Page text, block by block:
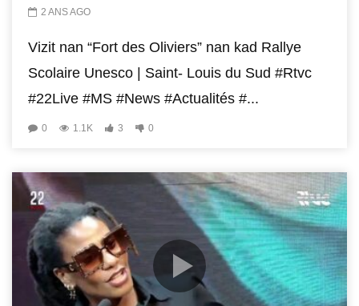
2 ANS AGO
Vizit nan “Fort des Oliviers” nan kad Rallye
Scolaire Unesco | Saint- Louis du Sud #Rtvc
#22Live #MS #News #Actualités #...
0 1.1K 3 0